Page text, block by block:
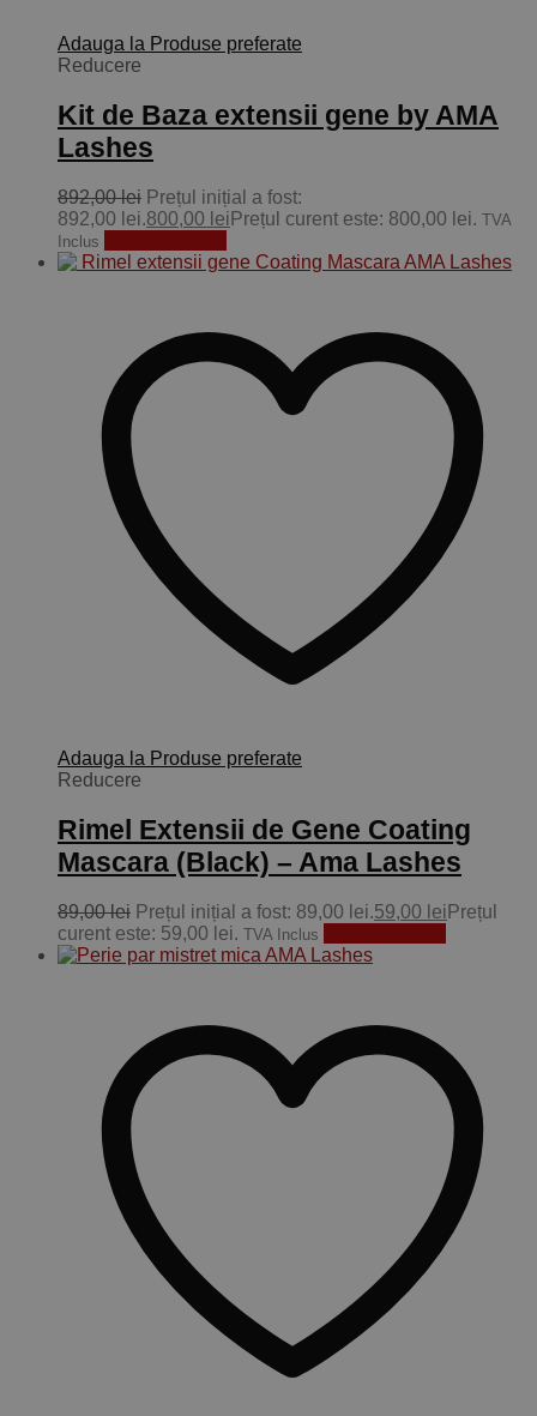
Adauga la Produse preferate
Reducere
Kit de Baza extensii gene by AMA
Lashes
892,00lei Prețul inițial a fost:
892,00 lei.800,00 lei Prețul curent este: 800,00 lei. TVA
Inclus
Adauga la Produse preferate
Reducere
Rimel Extensii de Gene Coating
Mascara (Black) – Ama Lashes
89,00lei Prețul inițial a fost: 89,00 lei.59,00 lei Prețul
curent este: 59,00 lei. TVA Inclus